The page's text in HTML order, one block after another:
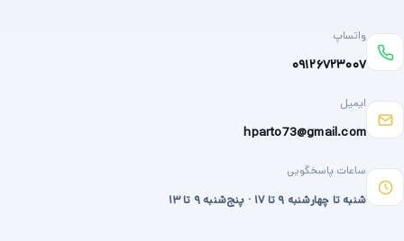
واتساپ
۰۹۱۲۶۷۲۳۰۰۷
ایمیل
hparto73@gmail.com
ساعات پاسخگویی
شنبه تا چهارشنبه ۹ تا ۱۷ · پنج‌شنبه ۹ تا ۱۳